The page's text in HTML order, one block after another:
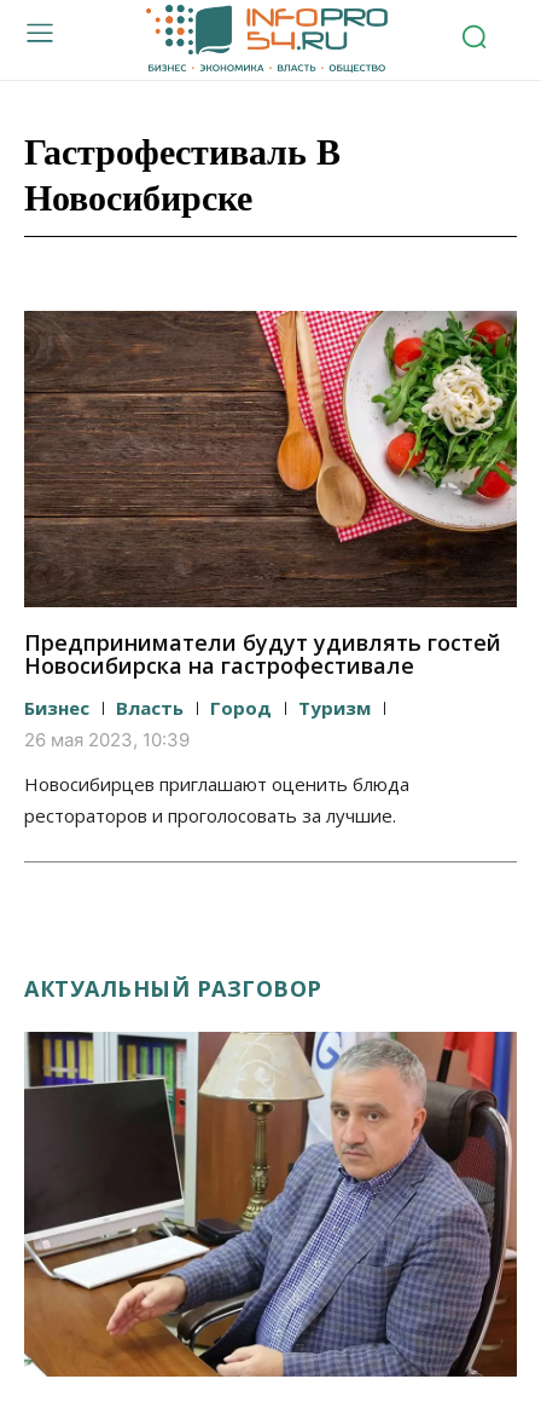
Гастрофестиваль В
Новосибирске
Предприниматели будут удивлять гостей
Новосибирска на гастрофестивале
Бизнес Власть Город Туризм
26 мая 2023, 10:39
Новосибирцев приглашают оценить блюда
рестораторов и проголосовать за лучшие.
АКТУАЛЬНЫЙ РАЗГОВОР